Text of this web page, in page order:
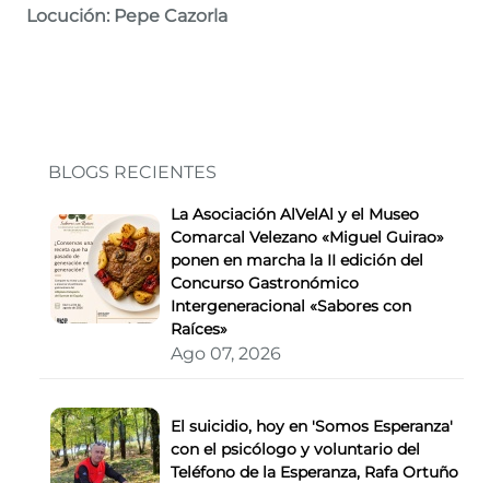
Locución: Pepe Cazorla
BLOGS RECIENTES
La Asociación AlVelAl y el Museo
Comarcal Velezano «Miguel Guirao»
ponen en marcha la II edición del
Concurso Gastronómico
Intergeneracional «Sabores con
Raíces»
Ago 07, 2026
El suicidio, hoy en 'Somos Esperanza'
con el psicólogo y voluntario del
Teléfono de la Esperanza, Rafa Ortuño